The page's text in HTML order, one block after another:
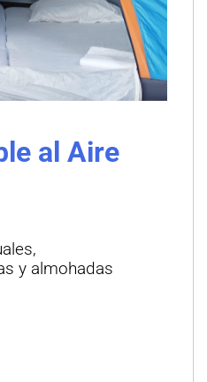
al Aire
y almohadas